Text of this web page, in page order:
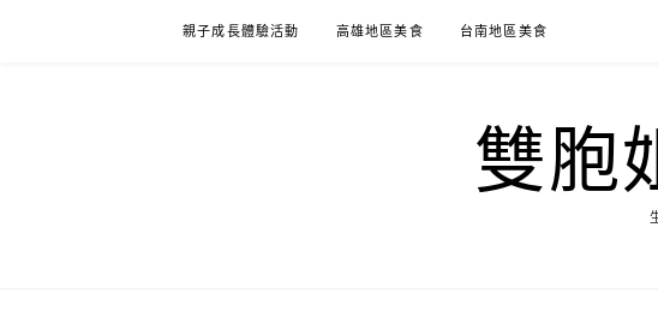
親子成長體驗活動 高雄地區美食 台南地區美食
雙胞